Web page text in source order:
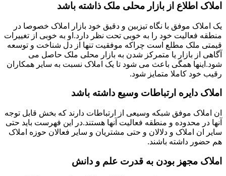
املاک اطلاع از بازار محلی ملک ذاشته باشد
یک املاک موفق با نگاه تیزبین و دقیق خود بازار املاک خصوصا در
منطقه فعالیت خود را به خوبی تحت نظر دارد.او به خوبی از تغییرات
قیمتی ملک مطلع است چراکه موفقیت تنها از دل شناخت و توسعه
آگاهی از بازار یا متمرکز شدن به بازار محلی ملک حاصل می
شود.اینها همگی باعث می شود تا یک املاک نسبت به سایر همکاران
رقیب خود کاملا متمایز شود.
املاک دایره ارتباطات وسیع داشته باشد
ان املاک موفق شبکه وسیعی از ارتباطات دارند که بخش قابل توجه
آنها در محدوده و منطقه فعالیت آنها هستند.در این فهرست باید حتی
سایر ان املاک و دلالان و حتی مشتریان و سایر فعالان حوزه املاک
هم حضور داشته باشند.
املاک مجهز بودن به قدرت علم و دانش